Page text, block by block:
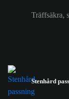
Träffsäkra,
Stenhård